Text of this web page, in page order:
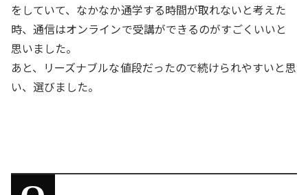
をしていて、なかなか通学する時間が取れないと考えた
時、通信はオンラインで受講ができるのがすごくいいと
思いました。
あと、リーズナブルな値段だったので続けられやすいと思
い、選びました。